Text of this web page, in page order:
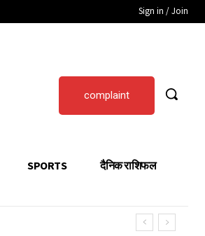
Sign in / Join
complaint
SPORTS दैनिक राशिफल